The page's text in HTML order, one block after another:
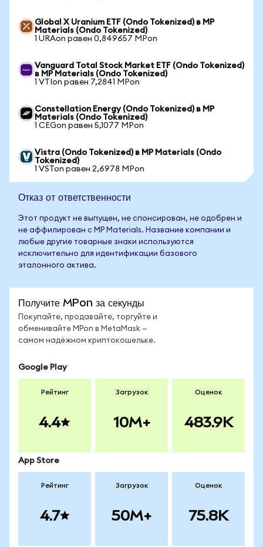
Global X Uranium ETF (Ondo Tokenized) в MP
Materials (Ondo Tokenized)
1 URAon равен 0,849657 MPon
Vanguard Total Stock Market ETF (Ondo Tokenized)
в MP Materials (Ondo Tokenized)
1 VTIon равен 7,2841 MPon
Constellation Energy (Ondo Tokenized) в MP
Materials (Ondo Tokenized)
1 CEGon равен 5,1077 MPon
Vistra (Ondo Tokenized) в MP Materials (Ondo
Tokenized)
1 VSTon равен 2,6978 MPon
Отказ от ответственности
Этот продукт не выпущен, не спонсирован, не одобрен и
не аффилирован с MP Materials. Название компании и
любые другие товарные знаки используются
исключительно для идентификации базового
эталонного актива.
Получите MPon за секунды
Покупайте, продавайте, торгуйте и
обменивайте MPon в MetaMask —
самом надёжном криптокошельке.
Google Play
Рейтинг
4.4
Загрузок
10M+
Оценок
483.9K
App Store
Рейтинг
4.7
Загрузок
50M+
Оценок
75.8K